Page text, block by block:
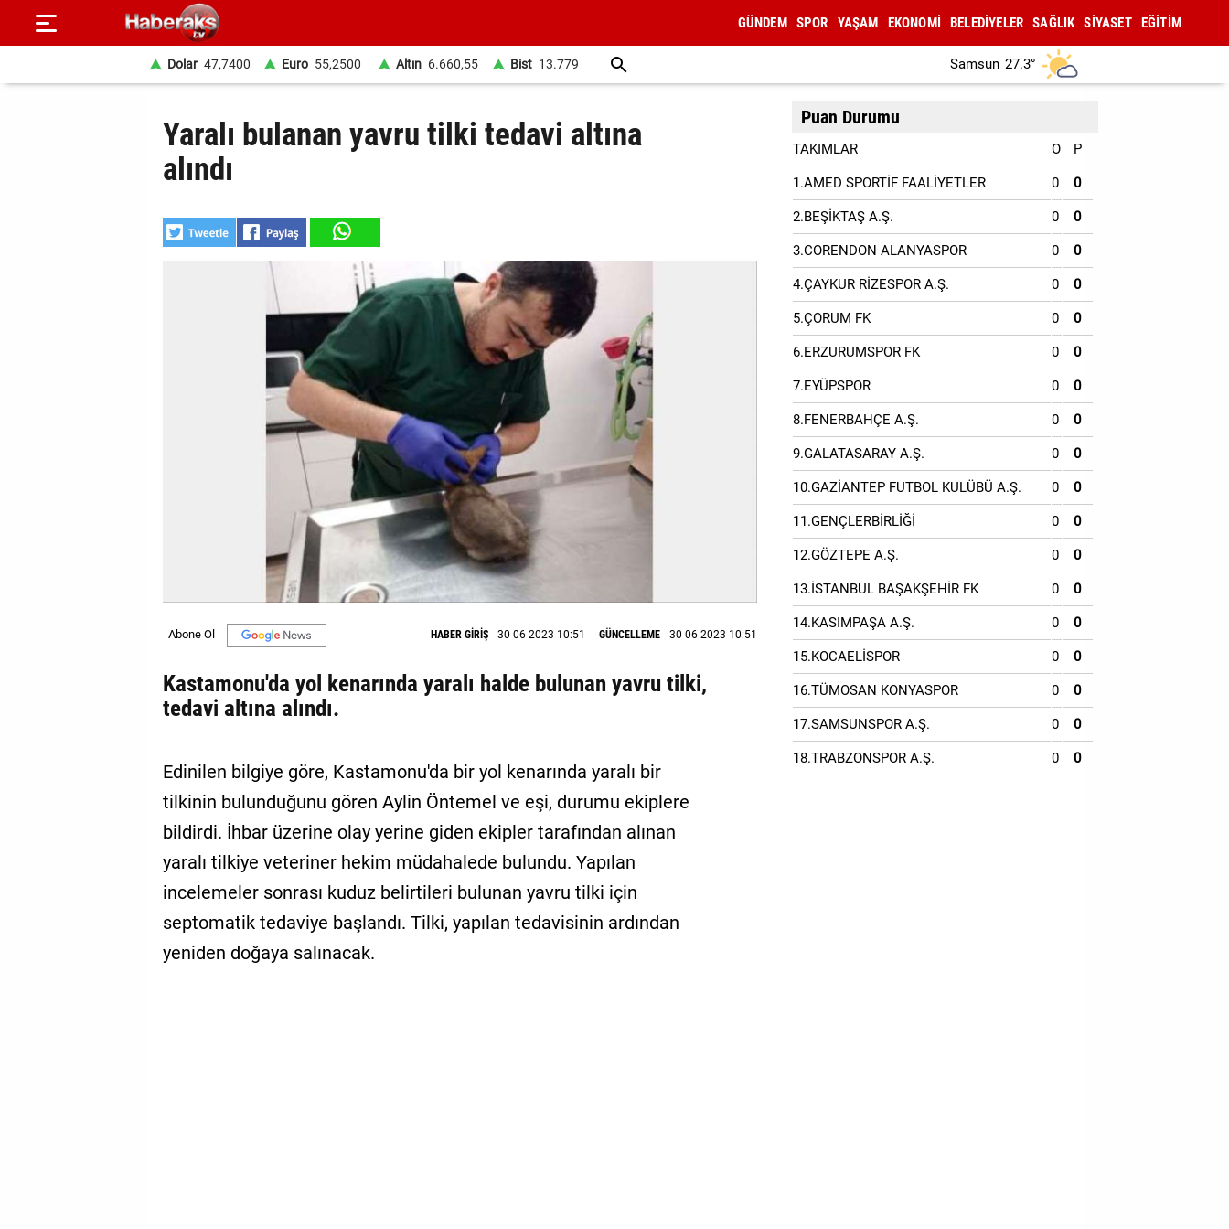
GÜNDEM SPOR YAŞAM EKONOMİ BELEDİYELER SAĞLIK SİYASET EĞİTİM
Dolar 47,7400 Euro 55,2500 Altın 6.660,55 Bist 13.779 Samsun 27.3°
Yaralı bulanan yavru tilki tedavi altına
alındı
HABER GİRİŞ 30 06 2023 10:51 GÜNCELLEME 30 06 2023 10:51
Kastamonu'da yol kenarında yaralı halde bulunan yavru tilki,
tedavi altına alındı.
Edinilen bilgiye göre, Kastamonu'da bir yol kenarında yaralı bir
tilkinin bulunduğunu gören Aylin Öntemel ve eşi, durumu ekiplere
bildirdi. İhbar üzerine olay yerine giden ekipler tarafından alınan
yaralı tilkiye veteriner hekim müdahalede bulundu. Yapılan
incelemeler sonrası kuduz belirtileri bulunan yavru tilki için
septomatik tedaviye başlandı. Tilki, yapılan tedavisinin ardından
yeniden doğaya salınacak.
Puan Durumu
TAKIMLAR O P
1.AMED SPORTİF FAALİYETLER 0 0
2.BEŞİKTAŞ A.Ş. 0 0
3.CORENDON ALANYASPOR 0 0
4.ÇAYKUR RİZESPOR A.Ş. 0 0
5.ÇORUM FK 0 0
6.ERZURUMSPOR FK 0 0
7.EYÜPSPOR 0 0
8.FENERBAHÇE A.Ş. 0 0
9.GALATASARAY A.Ş. 0 0
10.GAZİANTEP FUTBOL KULÜBÜ A.Ş. 0 0
11.GENÇLERBİRLİĞİ 0 0
12.GÖZTEPE A.Ş. 0 0
13.İSTANBUL BAŞAKŞEHİR FK 0 0
14.KASIMPAŞA A.Ş. 0 0
15.KOCAELİSPOR 0 0
16.TÜMOSAN KONYASPOR 0 0
17.SAMSUNSPOR A.Ş. 0 0
18.TRABZONSPOR A.Ş. 0 0